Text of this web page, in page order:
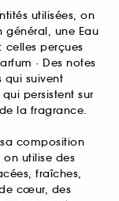
utilisées, on
général, une Eau
celles perçues
· Des notes
qui suivent
persistent sur
la fragrance.
composition
utilise des
fraîches,
cœur, des